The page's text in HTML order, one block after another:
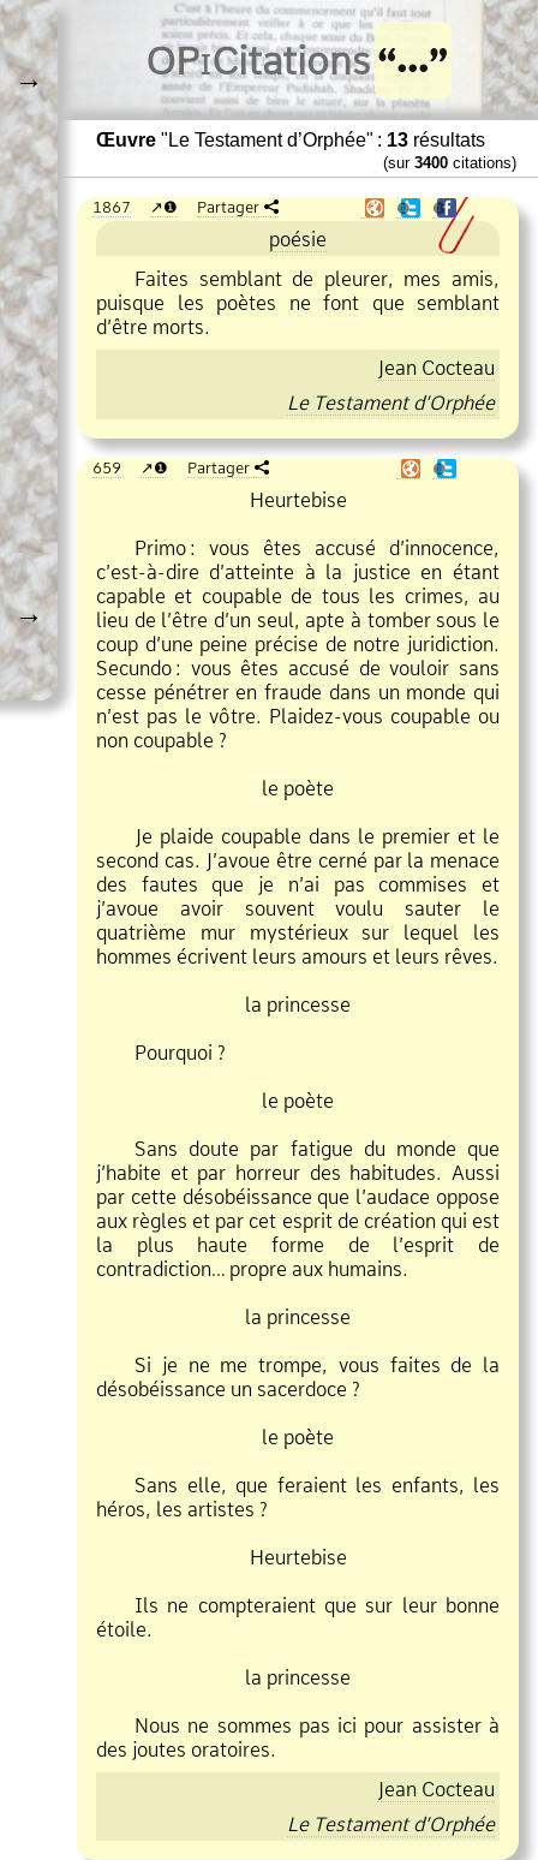
→
→
OPiCitations
Œuvre "Le Testament d’Orphée" : 13 résultats
(sur 3400 citations)
1867 ❶ Partager ❶ ❶
poésie
Faites semblant de pleurer, mes amis,
puisque les poètes ne font que semblant
d’être morts.
Jean Cocteau
Le Testament d’Orphée
659 ❶ Partager ❶
Heurtebise
Primo : vous êtes accusé d’innocence,
c’est à dire d’atteinte à la justice en étant
capable et coupable de tous les crimes, au
lieu de l’être d’un seul, apte à tomber sous le
coup d’une peine précise de notre juridiction.
Secundo : vous êtes accusé de vouloir sans
cesse pénétrer en fraude dans un monde qui
n’est pas le vôtre. Plaidez vous coupable ou
non coupable ?
le poète
Je plaide coupable dans le premier et le
second cas. J’avoue être cerné par la menace
des fautes que je n’ai pas commises et
j’avoue avoir souvent voulu sauter le
quatrième mur mystérieux sur lequel les
hommes écrivent leurs amours et leurs rêves.
la princesse
Pourquoi ?
le poète
Sans doute par fatigue du monde que
j’habite et par horreur des habitudes. Aussi
par cette désobéissance que l’audace oppose
aux règles et par cet esprit de création qui est
la plus haute forme de l’esprit de
contradiction… propre aux humains.
la princesse
Si je ne me trompe, vous faites de la
désobéissance un sacerdoce ?
le poète
Sans elle, que feraient les enfants, les
héros, les artistes ?
Heurtebise
Ils ne compteraient que sur leur bonne
étoile.
la princesse
Nous ne sommes pas ici pour assister à
des joutes oratoires.
Jean Cocteau
Le Testament d’Orphée